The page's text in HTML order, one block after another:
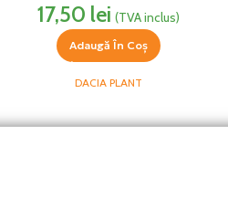
17,50 lei (TVA inclus)
Adaugă În Coș
DACIA PLANT